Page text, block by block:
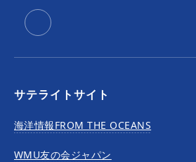
サテライトサイト
海洋情報FROM THE OCEANS
WMU友の会ジャパン